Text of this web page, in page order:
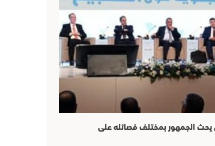
يحث الجمهور بمختلف فصائله على